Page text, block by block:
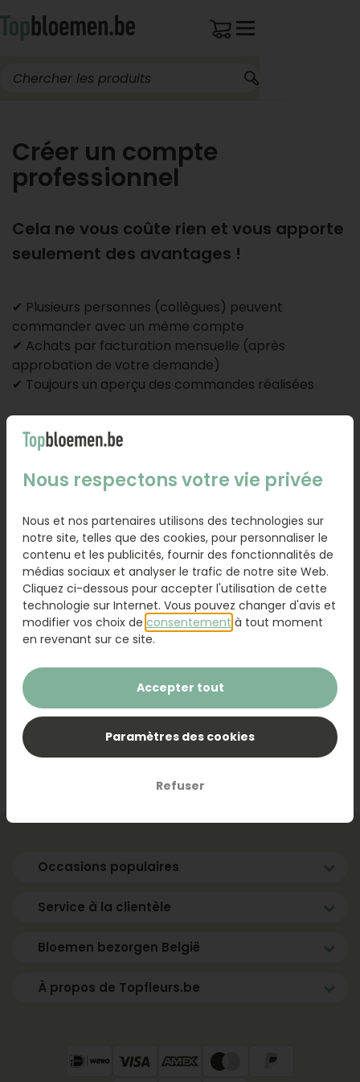
Créer un compte
professionnel
Cela ne vous coûte rien et vous apporte
seulement des avantages !
✔ Plusieurs personnes (collègues) peuvent
commander avec un même compte
✔ Achats par facturation mensuelle (après
approbation de votre demande)
✔ Toujours un aperçu des commandes réalisées
minute :
Créer directement un compte professionnel
Attention : nous avons besoin de votre numéro
d'entreprise une seule fois.
Posez-les à notre service client.
Vous avez des desiderata spécifiques comme un
travail sur mesure ou vous avez besoin d'une grande
quantité ? N'hésitez pas à prendre contact avec
Occasions populaires
Service à la clientèle
Bloemen bezorgen België
À propos de Topfleurs.be
Nous respectons votre vie privée
Nous et nos partenaires utilisons des technologies sur
notre site, telles que des cookies, pour personnaliser le
contenu et les publicités, fournir des fonctionnalités de
médias sociaux et analyser le trafic de notre site Web.
Cliquez ci-dessous pour accepter l'utilisation de cette
technologie sur Internet. Vous pouvez changer d'avis et
modifier vos choix de consentement à tout moment
en revenant sur ce site.
Accepter tout
Paramètres des cookies
Refuser